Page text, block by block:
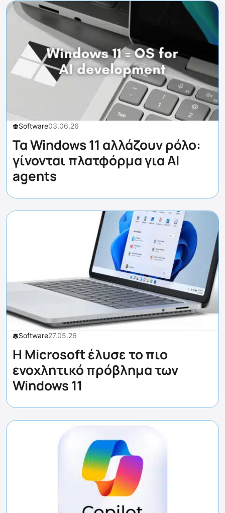
Software03.06.26
Τα Windows 11 αλλάζουν ρόλο:
γίνονται πλατφόρμα για AI
agents
Software27.05.26
Η Microsoft έλυσε το πιο
ενοχλητικό πρόβλημα των
Windows 11